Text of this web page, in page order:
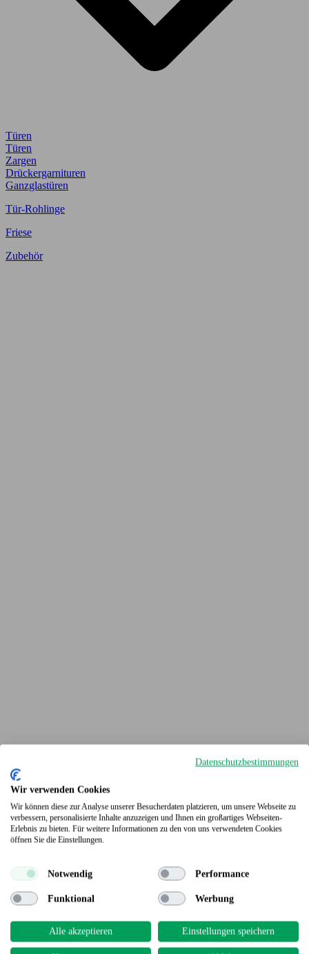
Türen
Türen
Zargen
Drückergarnituren
Ganzglastüren
Tür-Rohlinge
Friese
Zubehör
Terrassendielen
Datenschutzbestimmungen
Wir verwenden Cookies
Wir können diese zur Analyse unserer Besucherdaten platzieren, um unsere Webseite zu
verbessern, personalisierte Inhalte anzuzeigen und Ihnen ein großartiges Webseiten-
Erlebnis zu bieten. Für weitere Informationen zu den von uns verwendeten Cookies
öffnen Sie die Einstellungen.
Notwendig Performance
Funktional Werbung
Alle akzeptieren Einstellungen speichern